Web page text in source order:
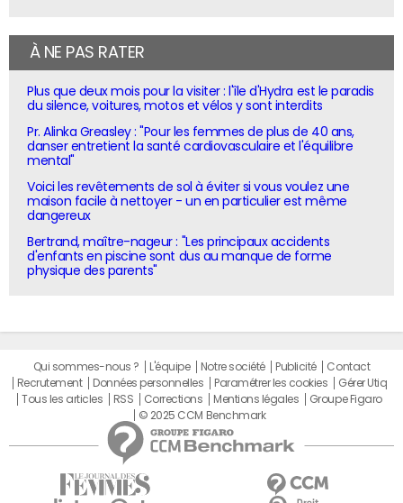
À NE PAS RATER
Plus que deux mois pour la visiter : l'île d'Hydra est le paradis
du silence, voitures, motos et vélos y sont interdits
Pr. Alinka Greasley : "Pour les femmes de plus de 40 ans,
danser entretient la santé cardiovasculaire et l'équilibre
mental"
Voici les revêtements de sol à éviter si vous voulez une
maison facile à nettoyer - un en particulier est même
dangereux
Bertrand, maître-nageur : "Les principaux accidents
d'enfants en piscine sont dus au manque de forme
physique des parents"
Qui sommes-nous ? L'équipe Notre société Publicité
Contact
Recrutement
Données personnelles Paramétrer les cookies
Gérer Utiq
Tous les articles
RSS Corrections Mentions légales
Groupe Figaro
© 2025 CCM Benchmark